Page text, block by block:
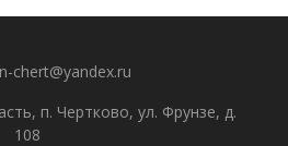
chert@yandex.ru
п. Чертково, ул. Фрунзе, д.
108